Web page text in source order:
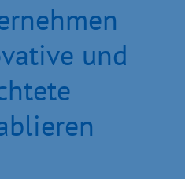
und